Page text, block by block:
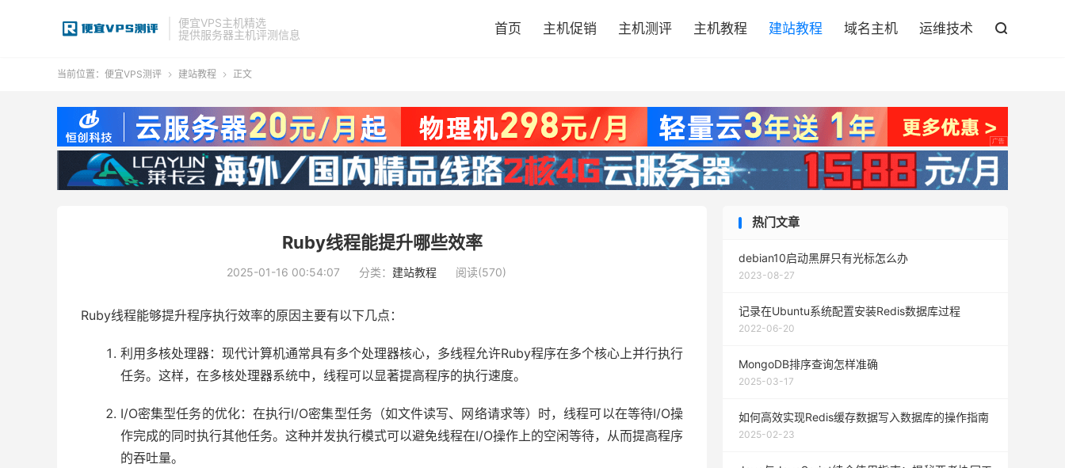
便宜VPS主机精选
提供服务器主机评测信息
首页 主机促销 主机测评 主机教程 建站教程 域名主机 运维技术 
当前位置： 便宜VPS测评  建站教程  正文
Ruby线程能提升哪些效率
2025-01-16 00:54:07 分类： 建站教程 阅读(570)
Ruby线程能够提升程序执行效率的原因主要有以下几点：
利用多核处理器：现代计算机通常具有多个处理器核心，多线程允许Ruby程序在多个核心上并行执行
任务。这样，在多核处理器系统中，线程可以显著提高程序的执行速度。
I/O密集型任务的优化：在执行I/O密集型任务（如文件读写、网络请求等）时，线程可以在等待I/O操
作完成的同时执行其他任务。这种并发执行模式可以避免线程在I/O操作上的空闲等待，从而提高程序
的吞吐量。
热门文章
debian10启动黑屏只有光标怎么办
2023-08-27
记录在Ubuntu系统配置安装Redis数据库过程
2022-06-20
MongoDB排序查询怎样准确
2025-03-17
如何高效实现Redis缓存数据写入数据库的操作指南
2025-02-23